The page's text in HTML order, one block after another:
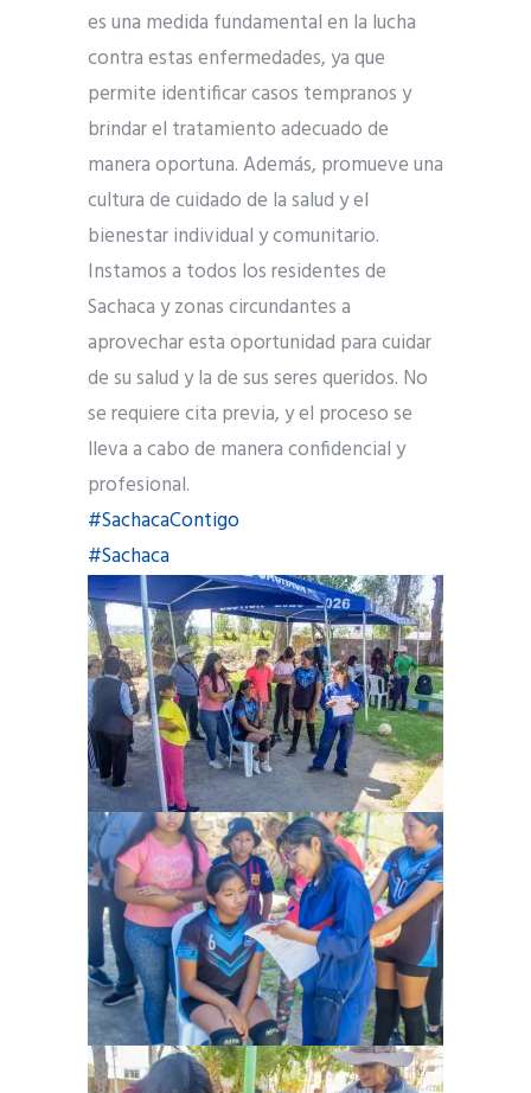
es una medida fundamental en la lucha
contra estas enfermedades, ya que
permite identificar casos tempranos y
brindar el tratamiento adecuado de
manera oportuna. Además, promueve una
cultura de cuidado de la salud y el
bienestar individual y comunitario.
Instamos a todos los residentes de
Sachaca y zonas circundantes a
aprovechar esta oportunidad para cuidar
de su salud y la de sus seres queridos. No
se requiere cita previa, y el proceso se
lleva a cabo de manera confidencial y
profesional.
#SachacaContigo
#Sachaca